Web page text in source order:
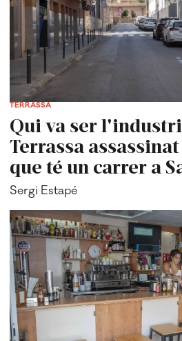
TERRASSA
Qui va ser
Terrassa
que té un carrer a
Sergi Estapé